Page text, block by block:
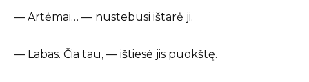
— Artėmai… — nustebusi ištarė ji.
— Labas. Čia tau, — ištiesė jis puokštę.